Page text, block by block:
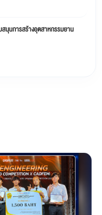
สนุนการสร้างอุตสาหกรรมยาน